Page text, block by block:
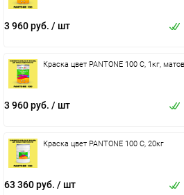
3 960 руб. / шт
Краска цвет PANTONE 100 C, 1кг,
3 960 руб. / шт
Краска цвет PANTONE 100 C, 20кг
63 360 руб. / шт